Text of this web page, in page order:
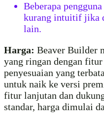
Beberapa
kurang intuitif jika
lain.
Harga: Beaver Builder
yang ringan dengan
penyesuaian yang
untuk naik ke versi
fitur lanjutan dan
standar, harga dimulai